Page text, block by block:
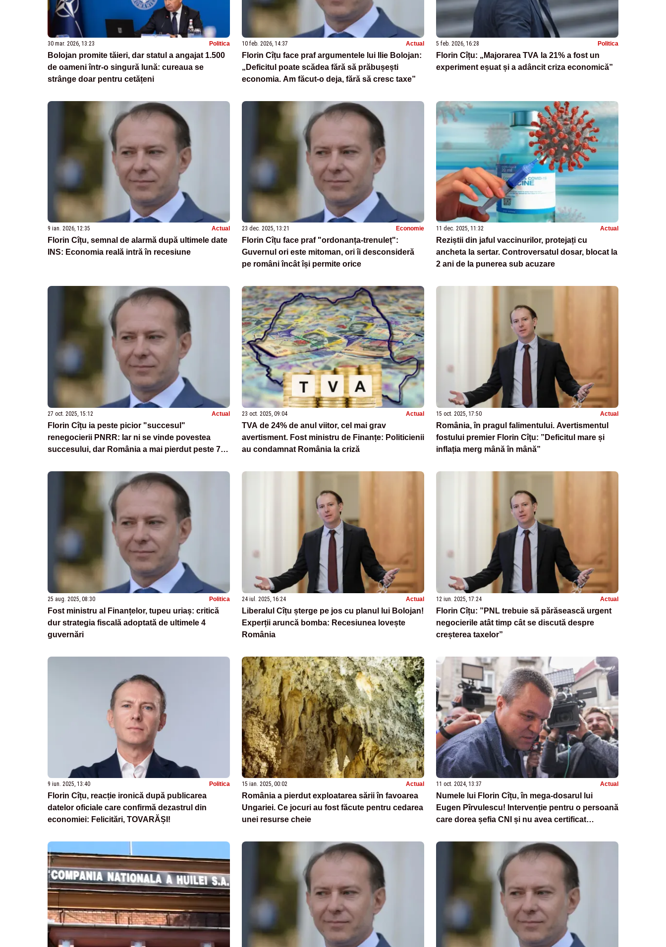
30 mar. 2026, 13:23 Politica
Bolojan promite tăieri, dar statul a angajat 1.500
de oameni într-o singură lună: cureaua se
strânge doar pentru cetățeni
10 feb. 2026, 14:37 Actual
Florin Cîțu face praf argumentele lui Ilie Bolojan:
„Deficitul poate scădea fără să prăbușești
economia. Am făcut-o deja, fără să cresc taxe”
5 feb. 2026, 16:28 Politica
Florin Cîțu: „Majorarea TVA la 21% a fost un
experiment eșuat și a adâncit criza economică”
9 ian. 2026, 12:35 Actual
Florin Cîțu, semnal de alarmă după ultimele date
INS: Economia reală intră în recesiune
23 dec. 2025, 13:21 Economie
Florin Cîțu face praf "ordonanța‑trenuleț":
Guvernul ori este mitoman, ori îi desconsideră
pe români încât își permite orice
11 dec. 2025, 11:32 Actual
Reziștii din jaful vaccinurilor, protejați cu
ancheta la sertar. Controversatul dosar, blocat la
2 ani de la punerea sub acuzare
27 oct. 2025, 15:12 Actual
Florin Cîțu ia peste picior "succesul"
renegocierii PNRR: Iar ni se vinde povestea
succesului, dar România a mai pierdut peste 7
23 oct. 2025, 09:04 Actual
TVA de 24% de anul viitor, cel mai grav
avertisment. Fost ministru de Finanțe: Politicienii
au condamnat România la criză
15 oct. 2025, 17:50 Actual
România, în pragul falimentului. Avertismentul
fostului premier Florin Cîțu: ”Deficitul mare și
inflația merg mână în mână”
25 aug. 2025, 08:30 Politica
Fost ministru al Finanțelor, tupeu uriaș: critică
dur strategia fiscală adoptată de ultimele 4
guvernări
24 iul. 2025, 16:24 Actual
Liberalul Cîțu șterge pe jos cu planul lui Bolojan!
Experții aruncă bomba: Recesiunea lovește
România
12 iun. 2025, 17:24 Actual
Florin Cîțu: ”PNL trebuie să părăsească urgent
negocierile atât timp cât se discută despre
creșterea taxelor”
9 iun. 2025, 13:40 Politica
Florin Cîțu, reacție ironică după publicarea
datelor oficiale care confirmă dezastrul din
economiei: Felicitări, TOVARĂȘI!
15 ian. 2025, 00:02 Actual
România a pierdut exploatarea sării în favoarea
Ungariei. Ce jocuri au fost făcute pentru cedarea
unei resurse cheie
11 oct. 2024, 13:37 Actual
Numele lui Florin Cîțu, în mega-dosarul lui
Eugen Pîrvulescu! Intervenție pentru o persoană
care dorea șefia CNI și nu avea certificat